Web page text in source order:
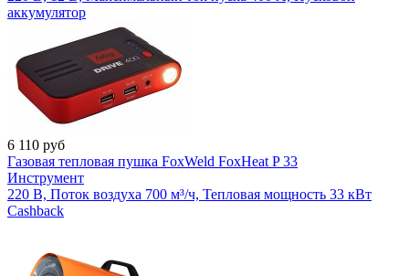
аккумулятор
6 110 руб
Газовая тепловая пушка FoxWeld FoxHeat P 33
Инструмент
220 В, Поток воздуха 700 м³/ч, Тепловая мощность 33 кВт
Cashback